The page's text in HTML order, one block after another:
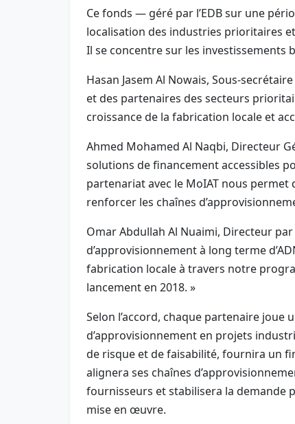
Ce fonds — géré par l’EDB sur une
localisation des industries prioritaires
Il se concentre sur les
Hasan Jasem Al Nowais, Sous-
et des partenaires des secteurs
croissance de la fabrication locale et
Ahmed Mohamed Al Naqbi, Directeur
solutions de financement accessibles
partenariat avec le MoIAT nous
renforcer les chaînes
Omar Abdullah Al Nuaimi, Directeur
d’approvisionnement à long terme
fabrication locale à travers notre
lancement en 2018. »
Selon l’accord, chaque partenaire
d’approvisionnement en projets
de risque et de faisabilité, fournira un
alignera ses chaînes
fournisseurs et stabilisera la demande
mise en œuvre.